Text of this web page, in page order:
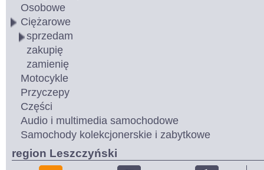
Osobowe
Ciężarowe
sprzedam
zakupię
zamienię
Motocykle
Przyczepy
Części
Audio i multimedia samochodowe
Samochody kolekcjonerskie i zabytkowe
region Leszczyński